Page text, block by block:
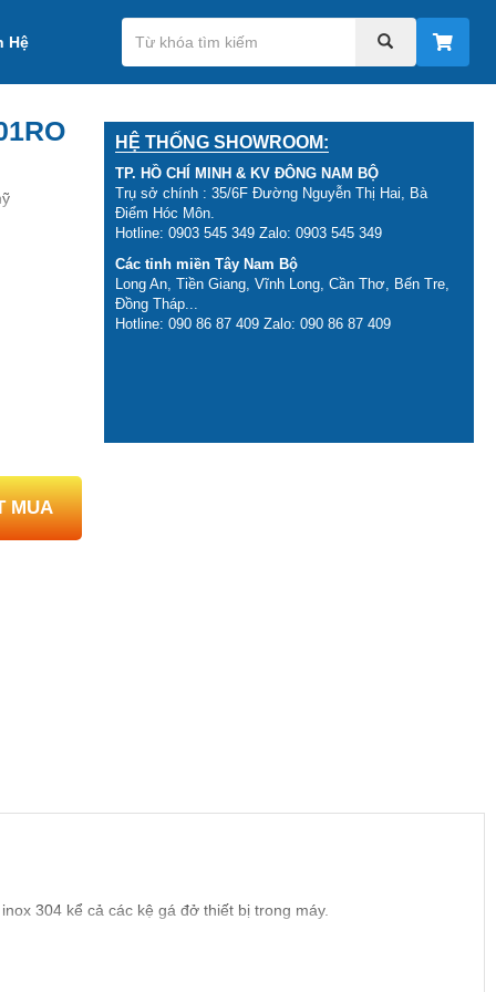
Hệ
HỆ THỐNG SHOWROOM:
TP. HỒ CHÍ MINH & KV ĐÔNG NAM BỘ
Trụ sở chính : 35/6F Đường Nguyễn Thị Hai, Bà
Điểm Hóc Môn.
Hotline: 0903 545 349 Zalo: 0903 545 349
Các tỉnh miền Tây Nam Bộ
Long An, Tiền Giang, Vĩnh Long, Cần Thơ, Bến Tre,
Đồng Tháp...
Hotline: 090 86 87 409 Zalo: 090 86 87 409
MUA
304 kể cả các kệ gá đở thiết bị trong máy.